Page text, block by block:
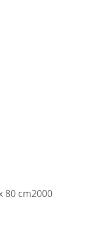
80 cm2000